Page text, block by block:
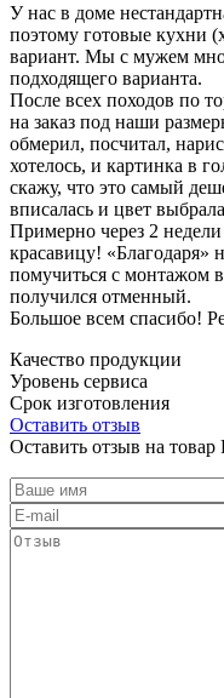
У нас в доме
поэтому готовые кухни
вариант. Мы с мужем
подходящего варианта.
После всех походов по
на заказ под наши
обмерил, посчитал,
хотелось, и картинка в
скажу, что это самый
вписалась и цвет
Примерно через 2
красавицу!
помучиться с монтажом
получился отменный.
Большое всем спасибо!
Качество продукции
Уровень сервиса
Срок изготовления
Оставить отзыв
Оставить отзыв на